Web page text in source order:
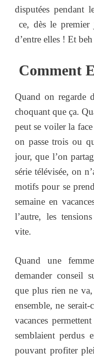
disputées pendant
ce, dès le premier
d’entre elles ! Et
Comment
Quand on regarde
choquant que ça.
peut se voiler la
on passe trois ou
jour, que l’on
série télévisée, on
motifs pour se
semaine en
l’autre, les
vite.
Quand une
demander conseil
que plus rien ne
ensemble, ne serait-
vacances
semblaient perdus
pouvant profiter